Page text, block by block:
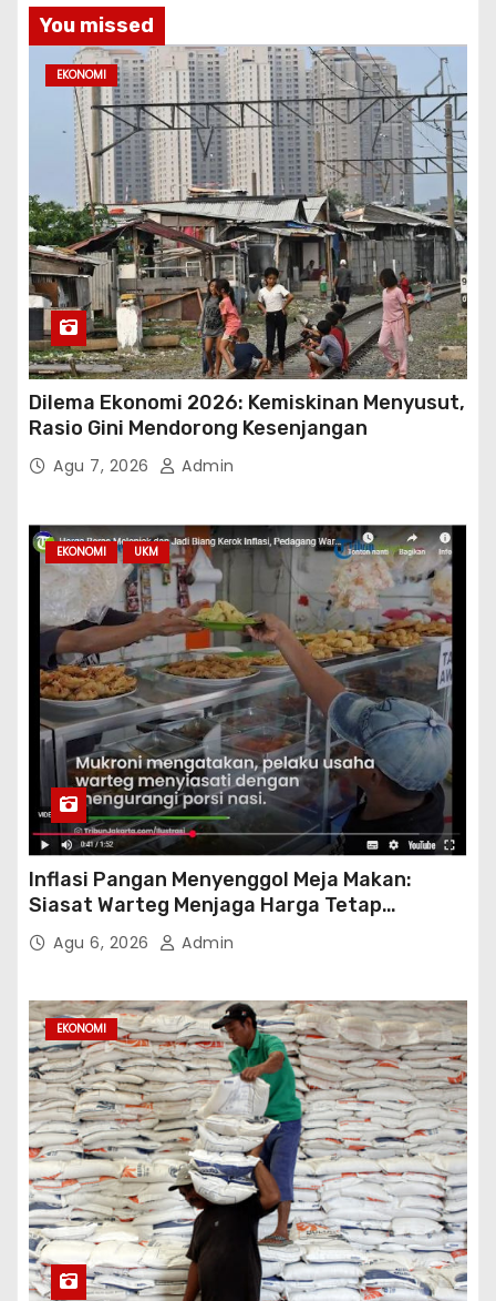
You missed
EKONOMI
Dilema Ekonomi 2026: Kemiskinan Menyusut,
Rasio Gini Mendorong Kesenjangan
Agu 7, 2026 Admin
EKONOMI UKM
Inflasi Pangan Menyenggol Meja Makan:
Siasat Warteg Menjaga Harga Tetap
Terjangkau
Agu 6, 2026 Admin
EKONOMI